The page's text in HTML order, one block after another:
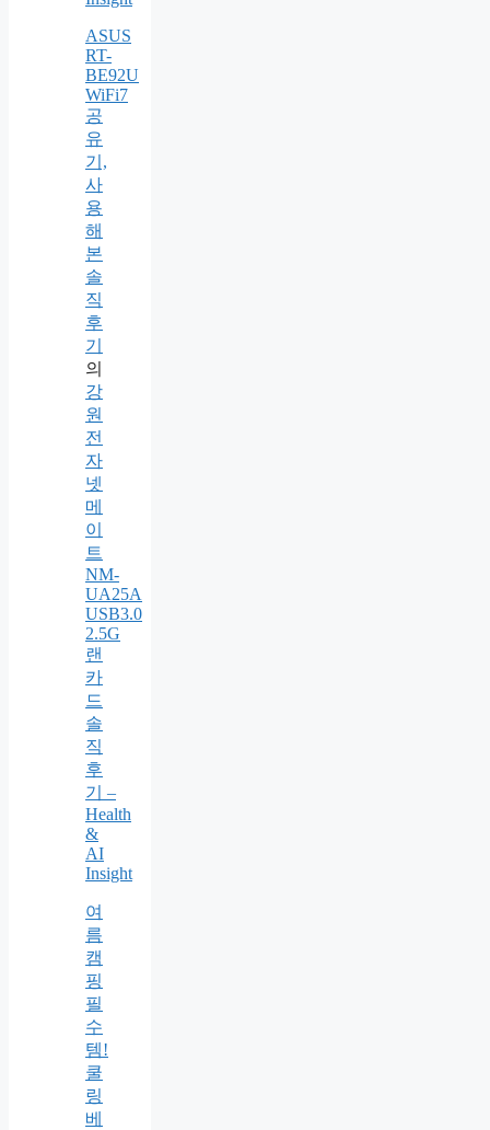
ASUS
RT-
BE92U
WiFi7
공
유
기,
사
용
해
본
솔
직
후
기
의
강
원
전
자
넷
메
이
트
NM-
UA25A
USB3.0
2.5G
랜
카
드
솔
직
후
기 –
Health
&
AI
Insight
여
름
캠
핑
필
수
템!
쿨
링
베